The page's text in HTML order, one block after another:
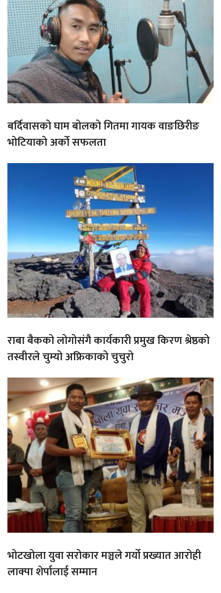
बर्दिवासको घाम बोलको गितमा गायक वाङछिरीङ
भोटियाको अर्को सफलता
राबा बैकको लोगोसंगै कार्यकारी प्रमुख किरण श्रेष्ठको
तस्वीरले चुम्यो अफ्रिकाको चुचुरो
भोटखोला युवा सरोकार मञ्चले गर्यो प्रख्यात आरोही
लाक्पा शेर्पालाई सम्मान